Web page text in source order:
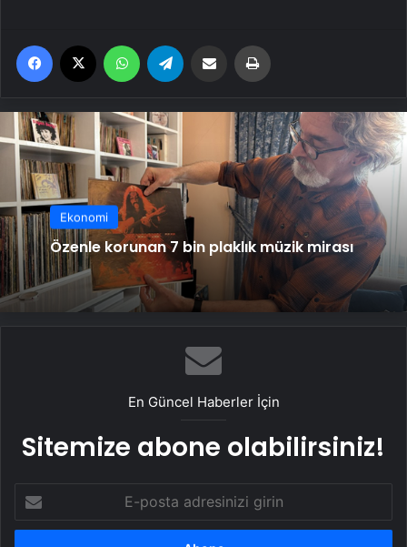
Facebook WhatsApp Email'den paylaş
Ekonomi
Özenle korunan 7 bin plaklık müzik mirası
En Güncel Haberler İçin
Sitemize abone olabilirsiniz!
posta
adresinizi